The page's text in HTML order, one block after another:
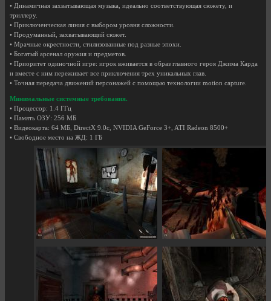
• Динамичная захватывающая музыка, идеально соответствующая сюжету, и
триллеру.
• Приключенческая линия с выбором уровня сложности.
• Продуманный, захватывающий сюжет.
• Мрачные окрестности, стилизованные под разные эпохи.
• Богатый арсенал оружия и предметов.
• Приоритет одиночной игре: игрок вживается в образ главного героя Джима Карда
и вместе с ним переживает все приключения трех уникальных глав.
• Точная передача движений персонажей с помощью технологии motion capture.
Минимальные системные требования.
• Процессор: 1.4 ГГц
• Память ОЗУ: 256 МБ
• Видеокарта: 64 МБ, DirectX 9.0с, NVIDIA GeForce 3+, ATI Radeon 8500+
• Свободное место на ЖД: 1 ГБ